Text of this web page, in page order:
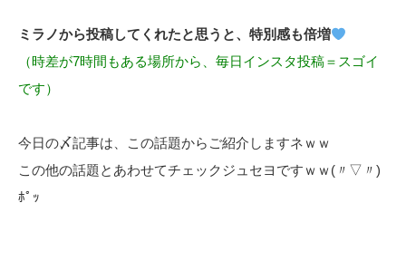
ミラノから投稿してくれたと思うと、特別感も倍増
（時差が7時間もある場所から、毎日インスタ投稿＝スゴイ
です）
今日の〆記事は、この話題からご紹介しますネｗｗ
この他の話題とあわせてチェックジュセヨですｗｗ(〃▽〃)
ﾎﾟｯ